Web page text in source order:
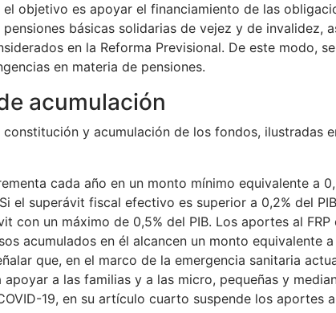
el objetivo es apoyar el financiamiento de las
básicas solidarias de vejez y de invalidez,
en la Reforma Previsional. De este modo,
en materia de pensiones.
acumulación
constitución y acumulación de los fondos, ilustradas
cada año en un monto mínimo equivalente a
el superávit fiscal efectivo es superior a 0,2% del
con un máximo de 0,5% del PIB. Los aportes al
acumulados en él alcancen un monto equivalente
que, en el marco de la emergencia sanitaria
apoyar a las familias y a las micro, pequeñas y
19, en su artículo cuarto suspende los aportes